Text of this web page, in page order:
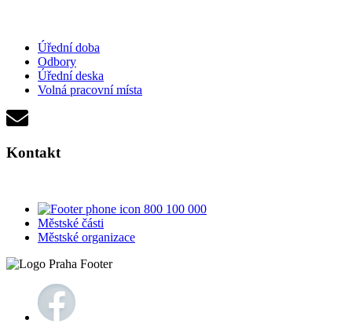
Úřední doba
Odbory
Úřední deska
Volná pracovní místa
Kontakt
800 100 000
Městské části
Městské organizace